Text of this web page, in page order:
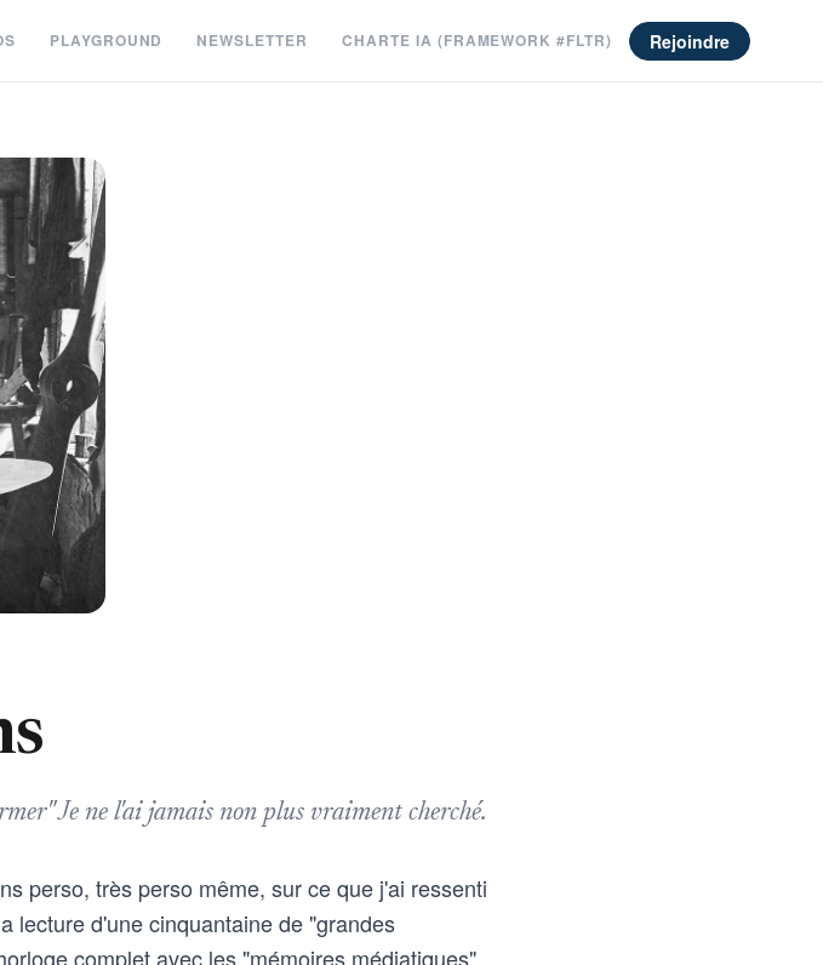
PLAYGROUND NEWSLETTER CHARTE IA (FRAMEWORK #FLTR) Rejoindre
Je ne l'ai jamais non plus vraiment cherché.
perso, très perso même, sur ce que j'ai ressenti
lecture d'une cinquantaine de "grandes
complet avec les "mémoires médiatiques"